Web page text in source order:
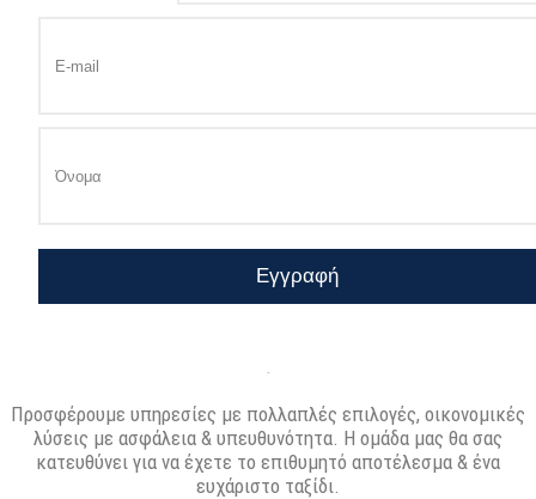
Εγγραφή
Προσφέρουμε υπηρεσίες με πολλαπλές επιλογές, οικονομικές
λύσεις με ασφάλεια & υπευθυνότητα. Η ομάδα μας θα σας
κατευθύνει για να έχετε το επιθυμητό αποτέλεσμα & ένα
ευχάριστο ταξίδι.